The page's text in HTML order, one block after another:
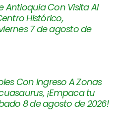
Antioquia Con Visita Al
Histórico,
7 de agosto de
Con Ingreso A Zonas
¡Empaca tu
8 de agosto de 2026!